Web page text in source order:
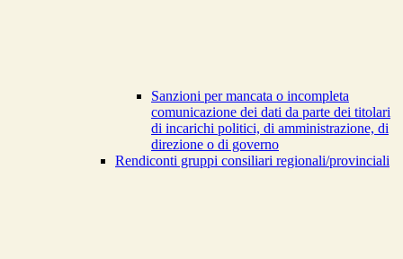
Sanzioni per mancata o incompleta
comunicazione dei dati da parte dei titolari
di incarichi politici, di amministrazione, di
direzione o di governo
Rendiconti gruppi consiliari regionali/provinciali